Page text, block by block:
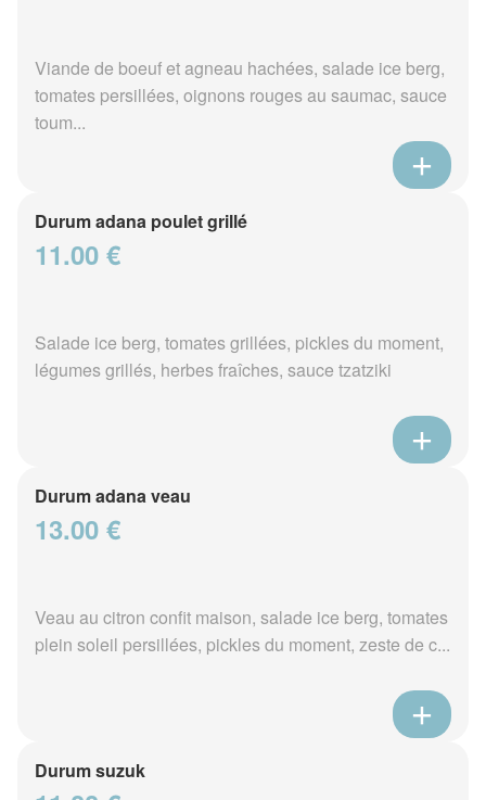
Viande de boeuf et agneau hachées, salade ice berg,
tomates persillées, oignons rouges au saumac, sauce
toum...
Durum adana poulet grillé
11.00 €
Salade ice berg, tomates grillées, pickles du moment,
légumes grillés, herbes fraîches, sauce tzatziki
Durum adana veau
13.00 €
Veau au citron confit maison, salade ice berg, tomates
plein soleil persillées, pickles du moment, zeste de c...
Durum suzuk